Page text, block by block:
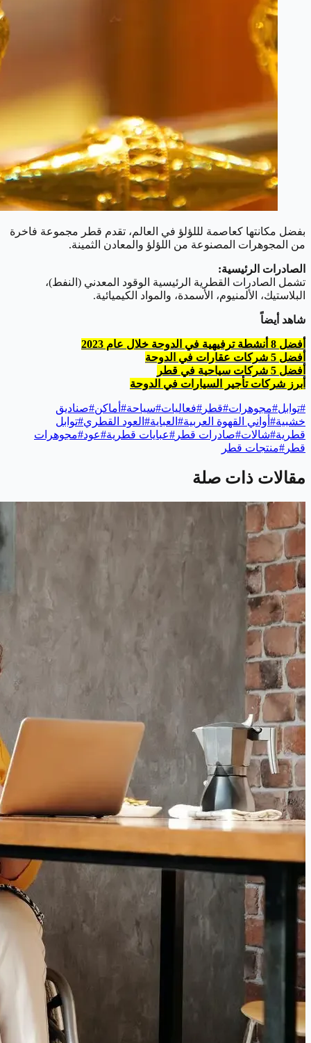
بفضل مكانتها كعاصمة لللؤلؤ في العالم، تقدم قطر مجموعة فاخرة
من المجوهرات المصنوعة من اللؤلؤ والمعادن الثمينة.
الصادرات الرئيسية:
تشمل الصادرات القطرية الرئيسية الوقود المعدني (النفط)،
البلاستيك، الألمنيوم، الأسمدة، والمواد الكيميائية.
شاهد أيضاً
أفضل 8 أنشطة ترفيهية في الدوحة خلال عام 2023
أفضل 5 شركات عقارات في الدوحة
أفضل 5 شركات سياحية في قطر
أبرز شركات تأجير السيارات في الدوحة
#توابل#مجوهرات#قطر #فعاليات#سياحة# أماكن#صناديق
خشبية# أواني القهوة العربية# العباية# العود القطري#توابل
قطرية#شالات#صادرات قطر #عبايات قطرية#عود#مجوهرات
قطر #منتجات قطر
مقالات ذات صلة